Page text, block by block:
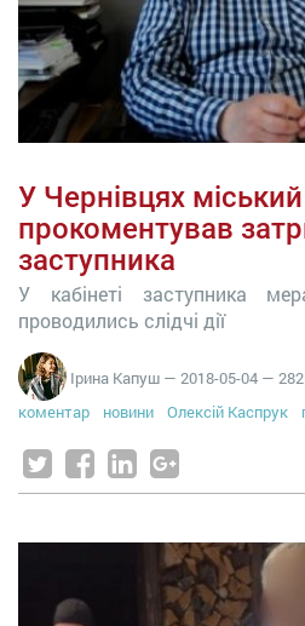
У Чернівцях
прокоментував
заступника
У кабінеті заступника
проводились слідчі дії
Ірина Капуш — 2018-05-04 —
коментар
новини Олексій Каспрук